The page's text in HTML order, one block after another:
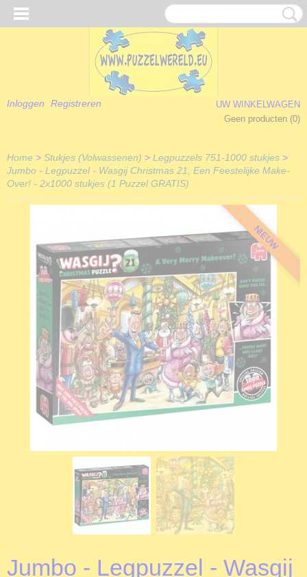
Inloggen Registreren
UW WINKELWAGEN
Geen producten (0)
Home > Stukjes (Volwassenen) > Legpuzzels 751-1000 stukjes >
Jumbo - Legpuzzel - Wasgij Christmas 21, Een Feestelijke Make-
Over! - 2x1000 stukjes (1 Puzzel GRATIS)
NIEUW
Jumbo - Legpuzzel - Wasgij